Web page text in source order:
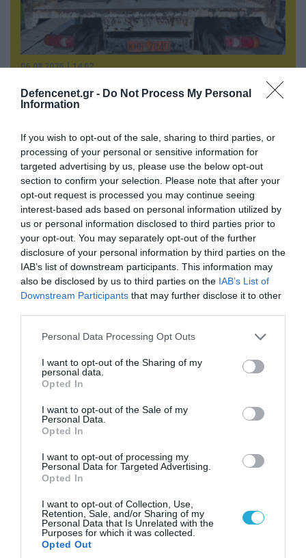
Defencenet.gr - Do Not Process My Personal
Information
If you wish to opt-out of the sale, sharing to third parties, or
processing of your personal or sensitive information for
targeted advertising by us, please use the below opt-out
section to confirm your selection. Please note that after your
opt-out request is processed you may continue seeing
interest-based ads based on personal information utilized by
us or personal information disclosed to third parties prior to
your opt-out. You may separately opt-out of the further
disclosure of your personal information by third parties on the
IAB’s list of downstream participants. This information may
also be disclosed by us to third parties on the IAB’s List of
Downstream Participants that may further disclose it to other
Please note that this website/app uses one or more Google
not limited to your visit or usage behaviour. You may click to
grant or deny consent to Google and its third-party tags to
use your data for below specified purposes in below Google
consent section.
Personal Data Processing Opt Outs
I want to opt-out of the Sharing of my
personal data.
Opted In
I want to opt-out of the Sale of my
Personal Data.
Opted In
I want to opt-out of processing my
Personal Data for Targeted Advertising.
Opted In
I want to opt-out of Collection, Use,
Retention, Sale, and/or Sharing of my
Personal Data that Is Unrelated with the
Purposes for which it was collected.
Opted Out
06.08.2026 | 14:02
«Επιχείρηση ελεύθερα πεζοδρόμια» στην
Αθήνα: Απομακρύνθηκαν παράνομα
ΗΠΑ: Nέα στοιχεία για το περιστατικό με το
προεδρικό ελικόπτερο Marine One – Βρέθηκε
δίπλα σε επιβατικό αεροσκάφος
ΠΟΛΙΤΙΚΗ